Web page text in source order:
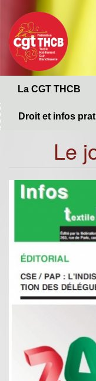
contenu
principal
La CGT THCB
Droit et infos
Le